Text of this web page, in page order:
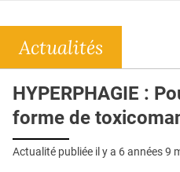
DOSSIERS
RÉSEAUX
E-REVUE SAD
Actualités
HYPERPHAGIE :
forme de
Actualité publiée il y a 6 années 9